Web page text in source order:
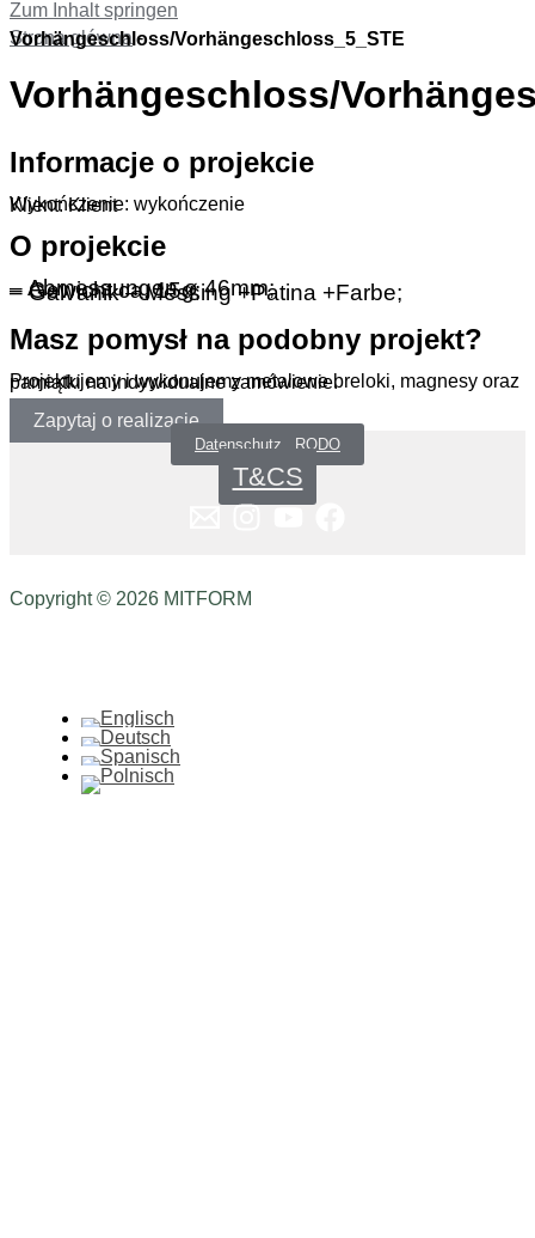
Zum Inhalt springen
Strona główna-
Vorhängeschloss/Vorhängeschloss_5_STE
Vorhängeschloss/
Informacje o projekcie
Wykończenie: wykończenie
Klient: Klient
O projekcie
– Abmessungen ø 46mm;
– Gewicht ca. 15g;
– Galvanik – Messing +Patina +Farbe;
Masz pomysł na podobny projekt?
Projektujemy i wykonujemy metalowe breloki, magnesy oraz pamiątki na indywidualne zamówienie.
Zapytaj o realizację
Datenschutz _RODO
T&CS
Copyright © 2026 MITFORM